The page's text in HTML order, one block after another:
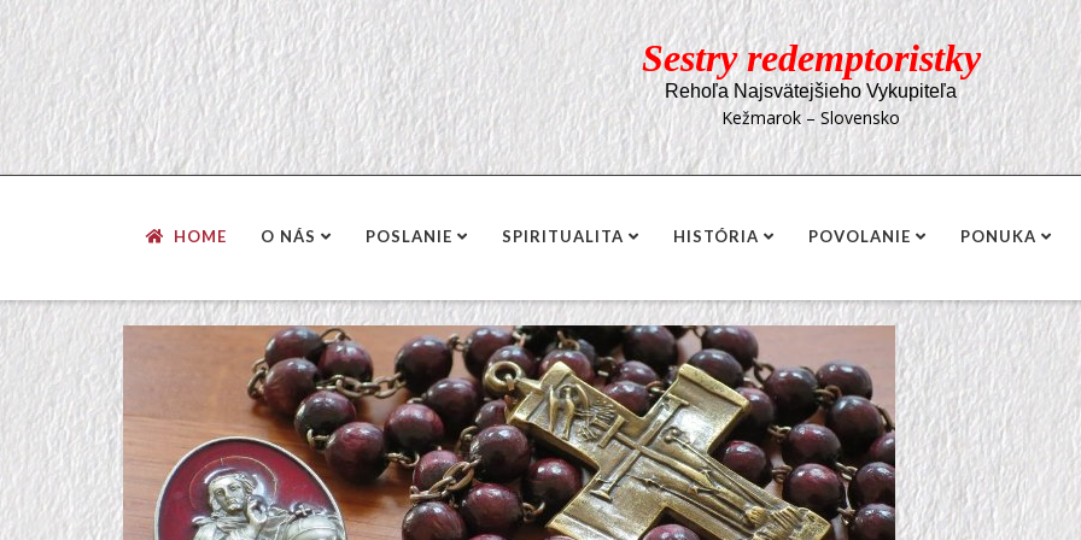
Sestry redemptoristky
Rehoľa Najsvätejšieho Vykupiteľa
Kežmarok – Slovensko
HOME O NÁS POSLANIE SPIRITUALITA HISTÓRIA POVOLANIE PONUKA